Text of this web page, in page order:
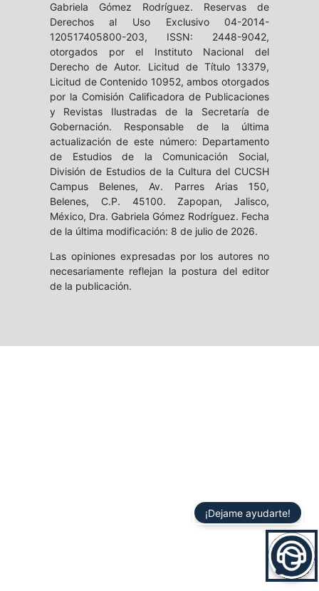
Gabriela Gómez Rodríguez. Reservas de
Derechos al Uso Exclusivo 04-2014-
120517405800-203, ISSN: 2448-9042,
otorgados por el Instituto Nacional del
Derecho de Autor. Licitud de Título 13379,
Licitud de Contenido 10952, ambos otorgados
por la Comisión Calificadora de Publicaciones
y Revistas Ilustradas de la Secretaría de
Gobernación. Responsable de la última
actualización de este número: Departamento
de Estudios de la Comunicación Social,
División de Estudios de la Cultura del CUCSH
Campus Belenes, Av. Parres Arias 150,
Belenes, C.P. 45100. Zapopan, Jalisco,
México, Dra. Gabriela Gómez Rodríguez. Fecha
de la última modificación: 8 de julio de 2026.
Las opiniones expresadas por los autores no
necesariamente reflejan la postura del editor
de la publicación.
¡Dejame ayudarte!